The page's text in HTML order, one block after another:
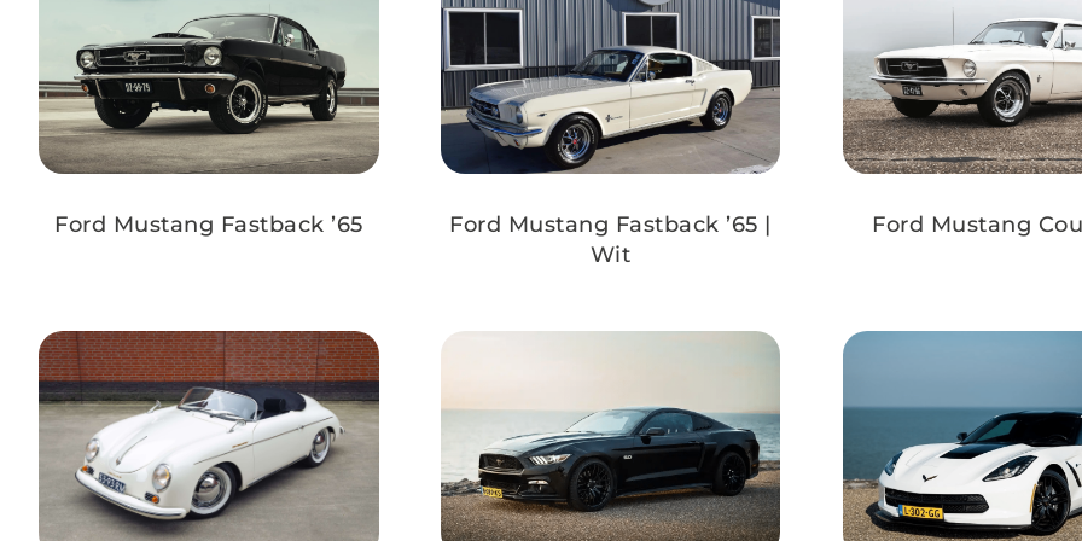
Ford Mustang Fastback ’65
Ford Mustang Fastback ’65 |
Wit
Ford Mustang